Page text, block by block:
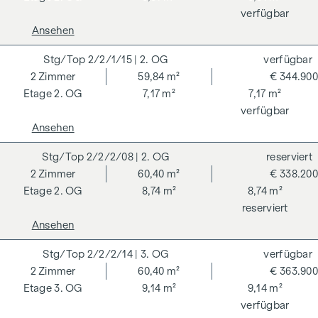
für Nachhaltiges Bauen) zertifizierten Eigentumswohnung
profitiert von verschiedenen Vorteilen, die sich auf
ökologische, ökonomische und soziokulturelle Aspekte
erstrecken. Auf der nächsten Seite finden Sie einige der
Kernvorteile.
Der guten Ordnung halber halten wir fest, dass, sofern im
Angebot nicht anders vermerkt, bei erfolgreichem
Abschlussfall eine Provision anfällt, die den in der
Immobilienmaklerverordnung BGBI. 262 und 297/1996
Kaufpreises zzgl. 20 % USt. Diese Provisionspflicht besteht
an Dritte weitergeben. Es besteht ein wirtschaftliches
Naheverhältnis zum Verkäufer. Wir weisen darauf hin, dass
wir als Doppelmakler tätig sind. Die Vertragserrichtung und
Treuhandabwicklung ist gebunden an ARNOLD
verfügbar
Ansehen
2/2/1/15 | 2. OG
2. OG
2 Zimmer
59,84 m²
7,17 m²
7,17 m²
€ 344.900
verfügbar
verfügbar
Ansehen
2/2/2/08 | 2. OG
2. OG
2 Zimmer
60,40 m²
8,74 m²
8,74 m²
€ 338.200
reserviert
reserviert
Ansehen
2/2/2/14 | 3. OG
3. OG
2 Zimmer
60,40 m²
9,14 m²
9,14 m²
€ 363.900
verfügbar
verfügbar